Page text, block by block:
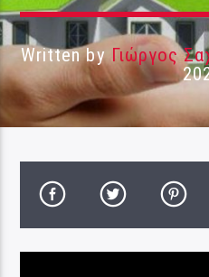
Written byΓιώργος